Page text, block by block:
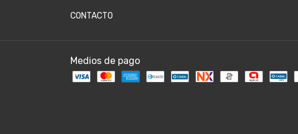
CONTACTO
Medios de pago